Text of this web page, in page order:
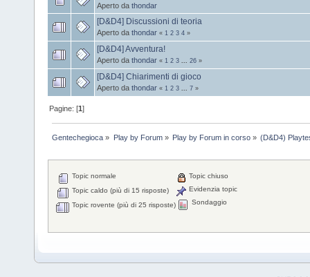
Aperto da thondar
[D&D4] Discussioni di teoria
Aperto da thondar « 1 2 3 4 »
[D&D4] Avventura!
Aperto da thondar « 1 2 3 26 »
[D&D4] Chiarimenti di gioco
Aperto da thondar « 1 2 3 7 »
Pagine: [1]
Gentechegioca » Play by Forum» Play by Forum in corso» (D&D4)
Topic normale
Topic caldo (più di 15 risposte)
Topic rovente (più di 25 risposte)
Topic chiuso
Evidenzia topic
Sondaggio